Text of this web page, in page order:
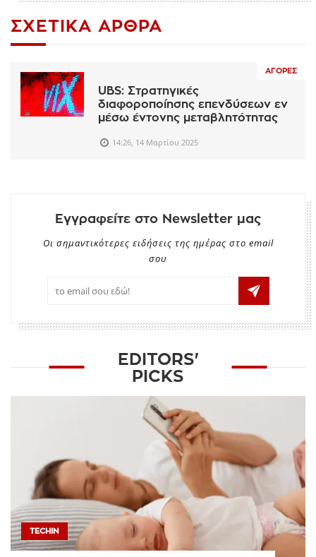
ΣΧΕΤΙΚΆ ΆΡΘΡΑ
ΑΓΟΡΈΣ
UBS: Στρατηγικές
διαφοροποίησης επενδύσεων εν
μέσω έντονης μεταβλητότητας
14:26, 14 Μαρτίου 2025
Εγγραφείτε στο Newsletter μας
Οι σημαντικότερες ειδήσεις της ημέρας στο email
σου
EDITORS'
PICKS
TECHIN